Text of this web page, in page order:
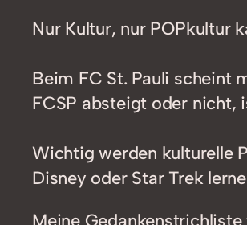
Nur Kultur, nur POPkultur
Beim FC St. Pauli scheint
FCSP absteigt oder nicht,
Wichtig werden kulturelle
Disney oder Star Trek
Meine